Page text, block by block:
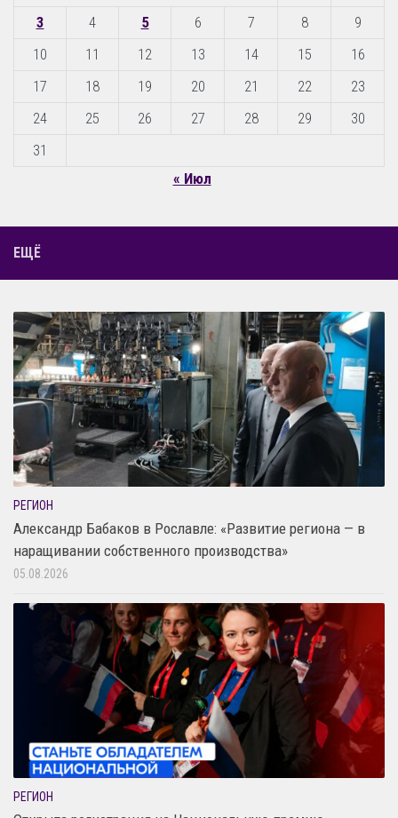
3
4 5 6 7 8
9
10
11 12 13 14 15
16
17
18 19 20 21 22
23
24
25 26 27 28 29
30
31
« Июл
ЕЩЁ
РЕГИОН
Александр Бабаков в Рославле: «Развитие региона — в
наращивании собственного производства»
05.08.2026
РЕГИОН